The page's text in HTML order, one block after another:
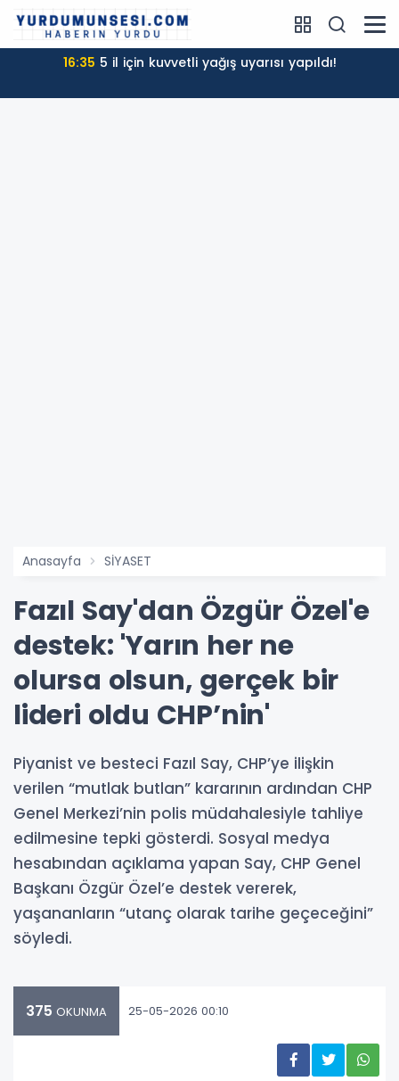
16:35 5 il için kuvvetli yağış uyarısı yapıldı!
Anasayfa SİYASET
Fazıl Say'dan Özgür Özel'e
destek: 'Yarın her ne
olursa olsun, gerçek bir
lideri oldu CHP’nin'
Piyanist ve besteci Fazıl Say, CHP’ye ilişkin
verilen “mutlak butlan” kararının ardından CHP
Genel Merkezi’nin polis müdahalesiyle tahliye
edilmesine tepki gösterdi. Sosyal medya
hesabından açıklama yapan Say, CHP Genel
Başkanı Özgür Özel’e destek vererek,
yaşananların “utanç olarak tarihe geçeceğini”
söyledi.
375 OKUNMA 25-05-2026 00:10